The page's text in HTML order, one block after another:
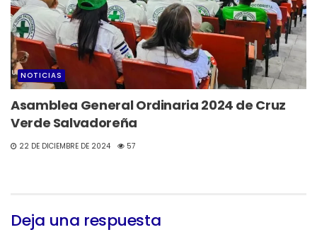
NOTICIAS
Asamblea General Ordinaria 2024 de Cruz
Verde Salvadoreña
22 DE DICIEMBRE DE 2024 57
Deja una respuesta